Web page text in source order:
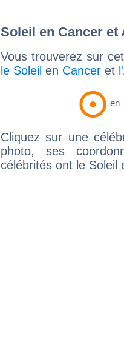
Soleil en Cancer et
Vous trouverez sur
le Soleil en Cancer et
en
Cliquez sur une
photo, ses
célébrités ont le Soleil